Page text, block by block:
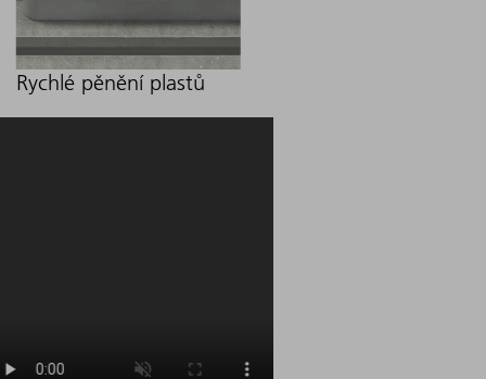
Rychlé pěnění plastů